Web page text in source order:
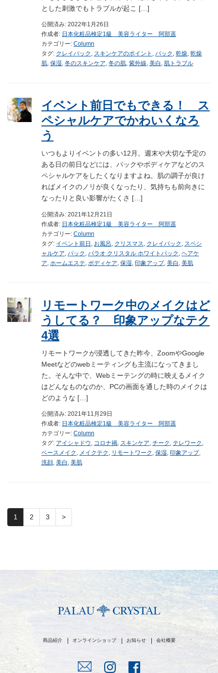
とした刺激でもトラブルが起こ […]
公開済み: 2022年1月26日
作成者: 日本化粧品検定1級 美容ライター 阿部遥
カテゴリー: Column
タグ: クレイパック , スキンケアのポイント , パック , 乾燥, 乾燥
肌, 保湿, 冬のスキンケア, 冬の肌, 紫外線, 美白 , 肌トラブル
イベント前日でもできる！ ス
ペシャルケアでかわいくなろ
う
いつもよりイベントの多い12月。週末や大切な予定の
ある日の前日などには、パックやボディケアなどのス
ペシャルケアをしたくなりますよね。肌の調子が良け
ればメイクのノリが良くなったり、気持ちも前向きに
なったりと良い影響がたくさ […]
公開済み: 2021年12月21日
作成者: 日本化粧品検定1級 美容ライター 阿部遥
カテゴリー: Column
タグ: イベント前日 お風呂 クリスマス クレイパック
スペシ
ャルケア パック パラオ クリスタル ホワイトパック ヘアケ
ア ホームエステ ボディケア 保湿 印象アップ, 美白 美肌
リモートワーク中のメイクはど
うしてる？ 印象アップなテク
4選
リモートワークが浸透してきた昨今、ZoomやGoogle
Meetなどのwebミーティングも主流になってきまし
た。そんな中で、Webミーテングの時に映えるメイク
はどんなものなのか、PCの画面を通した時のメイクは
どのような […]
公開済み: 2021年11月29日
作成者: 日本化粧品検定1級 美容ライター 阿部遥
カテゴリー: Column
タグ: アイシャドウ, コロナ禍, スキンケア, チーク , テレワーク ,
ベースメイク , メイクテク , リモートワーク , 保湿, 印象アップ,
洗顔, 美白 , 美肌
1 2 3 >
商品紹介 オンラインショップ お知らせ 会社概要